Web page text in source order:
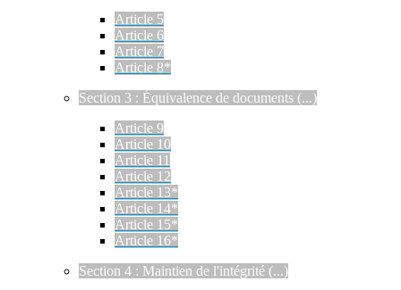
Article 5
Article 6
Article 7
Article 8*
Section 3 : Équivalence de documents (...)
Article 9
Article 10
Article 11
Article 12
Article 13*
Article 14*
Article 15*
Article 16*
Section 4 : Maintien de l'intégrité (...)